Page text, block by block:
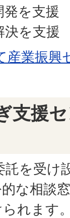
発を支援
決を支援
産業振興
支援
託を受け
な相談
れます